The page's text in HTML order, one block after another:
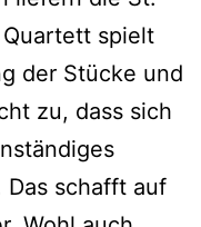
spielt
der Stücke und
zu, dass sich
schafft auf